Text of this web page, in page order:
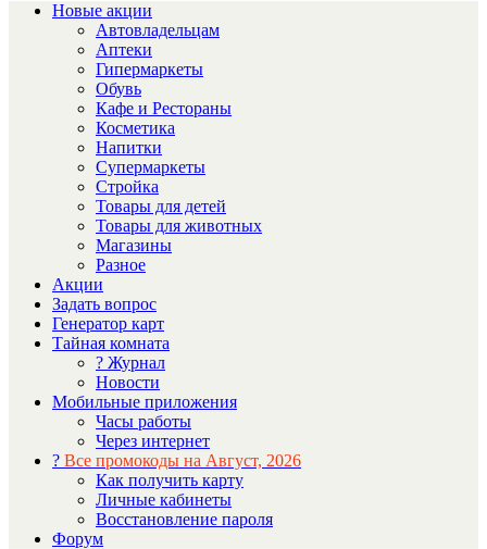
Новые акции
Автовладельцам
Аптеки
Гипермаркеты
Обувь
Кафе и Рестораны
Косметика
Напитки
Супермаркеты
Стройка
Товары для детей
Товары для животных
Магазины
Разное
Акции
Задать вопрос
Генератор карт
Тайная комната
? Журнал
Новости
Мобильные приложения
Часы работы
Через интернет
? Все промокоды на Август, 2026
Как получить карту
Личные кабинеты
Восстановление пароля
Форум